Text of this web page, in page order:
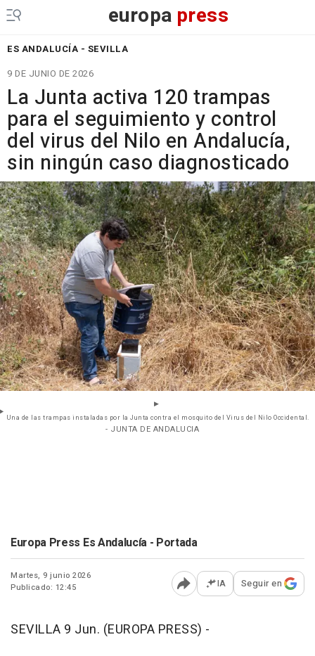
europa press
ES ANDALUCÍA - SEVILLA
9 DE JUNIO DE 2026
La Junta activa 120 trampas
para el seguimiento y control
del virus del Nilo en Andalucía,
sin ningún caso diagnosticado
Una de las trampas instaladas por la Junta contra el mosquito del Virus del Nilo Occidental.
- JUNTA DE ANDALUCIA
Europa Press Es Andalucía - Portada
Martes, 9 junio 2026
Publicado: 12:45
Abrir opciones para
IA Seguir en
SEVILLA 9 Jun. (EUROPA PRESS) -